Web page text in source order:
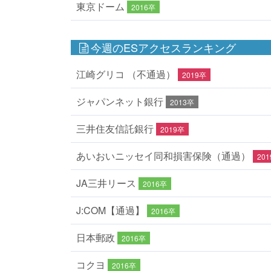
東京ドーム 2016卒
今週のESアクセスランキング
江崎グリコ （不通過） 2019卒
ジャパンネット銀行 2013卒
三井住友信託銀行 2019卒
あいおいニッセイ同和損害保険（通過）
JA三井リース 2016卒
J:COM【通過】 2016卒
日本郵政 2016卒
コクヨ 2016卒